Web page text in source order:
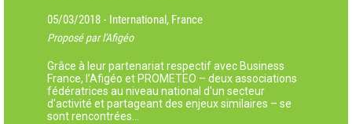
05/03/2018 - International, France
Proposé par l'Afigéo
Grâce à leur partenariat respectif avec Business
France, l’Afigéo et PROMETEO – deux associations
fédératrices au niveau national d'un secteur
d'activité et partageant des enjeux similaires – se
sont rencontrées...